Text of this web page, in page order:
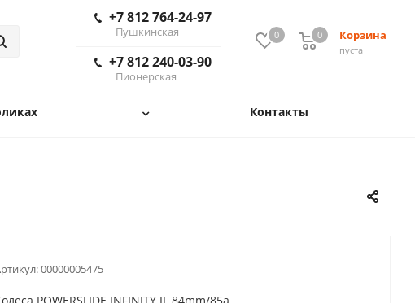
0 Корзина
пуста
0
+7 812 764-24-97
Пушкинская
+7 812 240-03-90
Пионерская
Контакты
00000005475